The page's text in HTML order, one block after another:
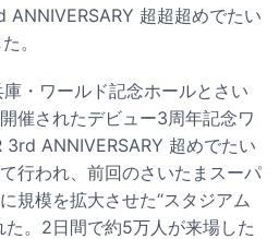
ANNIVERSARY 超超超めでたい
。
・ワールド記念ホールとさい
催されたデビュー3周年記念ワ
3rd ANNIVERSARY 超めでたい
行われ、前回のさいたまスーパ
規模を拡大させた“スタジアム
た。2日間で約5万人が来場した